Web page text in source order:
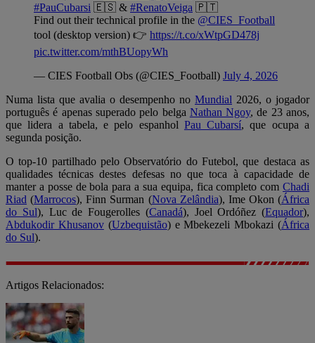
#PauCubarsi 🇪🇸 & #RenatoVeiga 🇵🇹
Find out their technical profile in the @CIES_Football
tool (desktop version) 👉 https://t.co/xWtpGD478j
pic.twitter.com/mthBUopyWh
— CIES Football Obs (@CIES_Football) July 4, 2026
Numa lista que avalia o desempenho no Mundial 2026, o jogador
português é apenas superado pelo belga Nathan Ngoy, de 23 anos,
que lidera a tabela, e pelo espanhol Pau Cubarsí, que ocupa a
segunda posição.
O top-10 partilhado pelo Observatório do Futebol, que destaca as
qualidades técnicas destes defesas no que toca à capacidade de
manter a posse de bola para a sua equipa, fica completo com Chadi
Riad (Marrocos), Finn Surman (Nova Zelândia), Ime Okon (África
do Sul), Luc de Fougerolles (Canadá), Joel Ordóñez (Equador),
Abdukodir Khusanov(Uzbequistão) e Mbekezeli Mbokazi (África
do Sul).
Artigos Relacionados: